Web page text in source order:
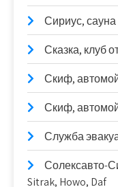
Сириус, сауна
Сказка, клуб
Скиф,
Скиф,
Служба
Солексавто-
Sitrak, Howo, Daf